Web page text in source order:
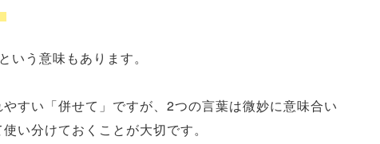
う意味もあります。
すい「併せて」ですが、2つの言葉は微妙に意味合い
い分けておくことが大切です。